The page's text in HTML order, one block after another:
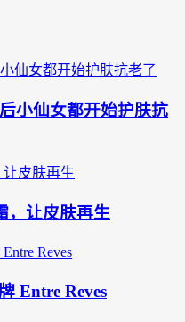
小仙女都开始护肤抗
，让皮肤再生
Entre Reves